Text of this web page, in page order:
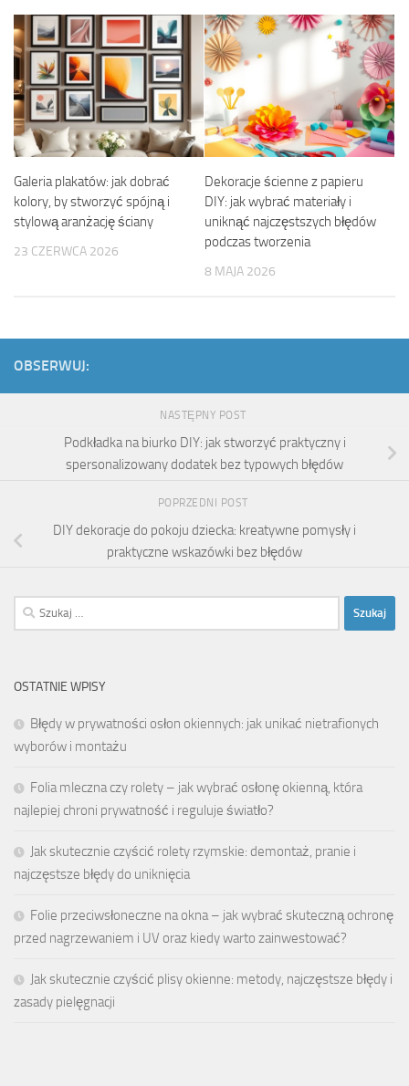
Galeria plakatów: jak dobrać
kolory, by stworzyć spójną i
stylową aranżację ściany
23 CZERWCA 2026
Dekoracje ścienne z papieru
DIY: jak wybrać materiały i
uniknąć najczęstszych błędów
podczas tworzenia
8 MAJA 2026
OBSERWUJ:
NASTĘPNY POST
Podkładka na biurko DIY: jak stworzyć praktyczny i
spersonalizowany dodatek bez typowych błędów
POPRZEDNI POST
DIY dekoracje do pokoju dziecka: kreatywne pomysły i
praktyczne wskazówki bez błędów
Szukaj:
OSTATNIE WPISY
Błędy w prywatności osłon okiennych: jak unikać nietrafionych
wyborów i montażu
Folia mleczna czy rolety – jak wybrać osłonę okienną, która
najlepiej chroni prywatność i reguluje światło?
Jak skutecznie czyścić rolety rzymskie: demontaż, pranie i
najczęstsze błędy do uniknięcia
Folie przeciwsłoneczne na okna – jak wybrać skuteczną ochronę
przed nagrzewaniem i UV oraz kiedy warto zainwestować?
Jak skutecznie czyścić plisy okienne: metody, najczęstsze błędy i
zasady pielęgnacji